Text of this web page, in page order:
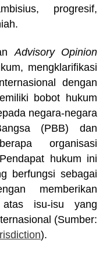
progresif,
Advisory Opinion
mengklarifikasi
dengan
bobot hukum
negara-negara
(PBB) dan
organisasi
hukum ini
berfungsi sebagai
memberikan
atas isu-isu yang
(Sumber:
).